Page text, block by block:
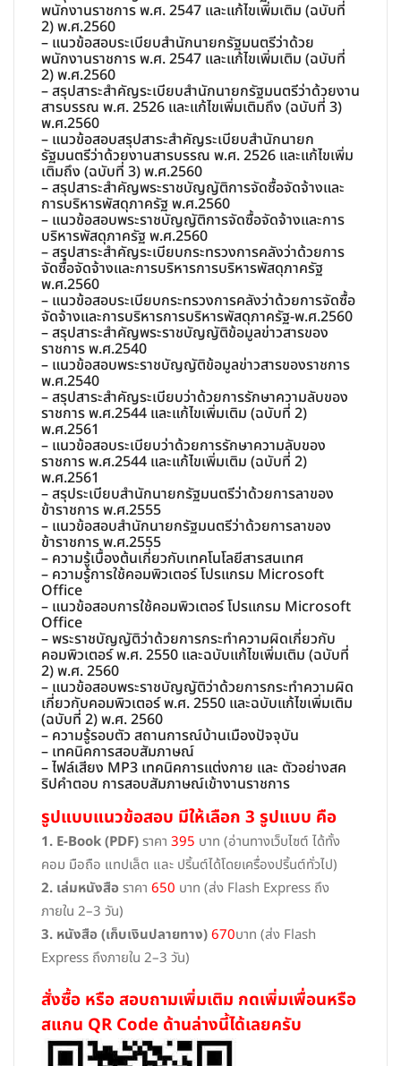
พนักงานราชการ พ.ศ. 2547 และแก้ไขเพิ่มเติม (ฉบับที่
2) พ.ศ.2560
– แนวข้อสอบระเบียบสำนักนายกรัฐมนตรีว่าด้วย
พนักงานราชการ พ.ศ. 2547 และแก้ไขเพิ่มเติม (ฉบับที่
2) พ.ศ.2560
– สรุปสาระสำคัญระเบียบสำนักนายกรัฐมนตรีว่าด้วยงาน
สารบรรณ พ.ศ. 2526 และแก้ไขเพิ่มเติมถึง (ฉบับที่ 3)
พ.ศ.2560
– แนวข้อสอบสรุปสาระสำคัญระเบียบสำนักนายก
รัฐมนตรีว่าด้วยงานสารบรรณ พ.ศ. 2526 และแก้ไขเพิ่ม
เติมถึง (ฉบับที่ 3) พ.ศ.2560
– สรุปสาระสำคัญพระราชบัญญัติการจัดซื้อจัดจ้างและ
การบริหารพัสดุภาครัฐ พ.ศ.2560
– แนวข้อสอบพระราชบัญญัติการจัดซื้อจัดจ้างและการ
บริหารพัสดุภาครัฐ พ.ศ.2560
– สรุปสาระสำคัญระเบียบกระทรวงการคลังว่าด้วยการ
จัดซื้อจัดจ้างและการบริหารการบริหารพัสดุภาครัฐ
พ.ศ.2560
– แนวข้อสอบระเบียบกระทรวงการคลังว่าด้วยการจัดซื้อ
จัดจ้างและการบริหารการบริหารพัสดุภาครัฐ-พ.ศ.2560
– สรุปสาระสำคัญพระราชบัญญัติข้อมูลข่าวสารของ
ราชการ พ.ศ.2540
– แนวข้อสอบพระราชบัญญัติข้อมูลข่าวสารของราชการ
พ.ศ.2540
– สรุปสาระสำคัญระเบียบว่าด้วยการรักษาความลับของ
ราชการ พ.ศ.2544 และแก้ไขเพิ่มเติม (ฉบับที่ 2)
พ.ศ.2561
– แนวข้อสอบระเบียบว่าด้วยการรักษาความลับของ
ราชการ พ.ศ.2544 และแก้ไขเพิ่มเติม (ฉบับที่ 2)
พ.ศ.2561
– สรุประเบียบสำนักนายกรัฐมนตรีว่าด้วยการลาของ
ข้าราชการ พ.ศ.2555
– แนวข้อสอบสำนักนายกรัฐมนตรีว่าด้วยการลาของ
ข้าราชการ พ.ศ.2555
– ความรู้เบื้องต้นเกี่ยวกับเทคโนโลยีสารสนเทศ
– ความรู้การใช้คอมพิวเตอร์ โปรแกรม Microsoft
Office
– แนวข้อสอบการใช้คอมพิวเตอร์ โปรแกรม Microsoft
Office
– พระราชบัญญัติว่าด้วยการกระทำความผิดเกี่ยวกับ
คอมพิวเตอร์ พ.ศ. 2550 และฉบับแก้ไขเพิ่มเติม (ฉบับที่
2) พ.ศ. 2560
– แนวข้อสอบพระราชบัญญัติว่าด้วยการกระทำความผิด
เกี่ยวกับคอมพิวเตอร์ พ.ศ. 2550 และฉบับแก้ไขเพิ่มเติม
(ฉบับที่ 2) พ.ศ. 2560
– ความรู้รอบตัว สถานการณ์บ้านเมืองปัจจุบัน
– เทคนิคการสอบสัมภาษณ์
– ไฟล์เสียง MP3 เทคนิคการแต่งกาย และ ตัวอย่างสค
ริปคำตอบ การสอบสัมภาษณ์เข้างานราชการ
รูปแบบแนวข้อสอบ มีให้เลือก 3 รูปแบบ คือ
1. E-Book (PDF)ราคา 395 บาท (อ่านทางเว็บไซต์ ได้ทั้ง
คอม มือถือ แทปเล็ต และ ปริ้นต์ได้โดยเครื่องปริ้นต์ทั่วไป)
2. เล่มหนังสือราคา 650 บาท (ส่ง Flash Express ถึง
ภายใน 2–3 วัน)
3. หนังสือ (เก็บเงินปลายทาง)670บาท (ส่ง Flash
Express ถึงภายใน 2–3 วัน)
สั่งซื้อ หรือ สอบถามเพิ่มเติม กดเพิ่มเพื่อนหรือ
สแกน QR Code ด้านล่างนี้ได้เลยครับ